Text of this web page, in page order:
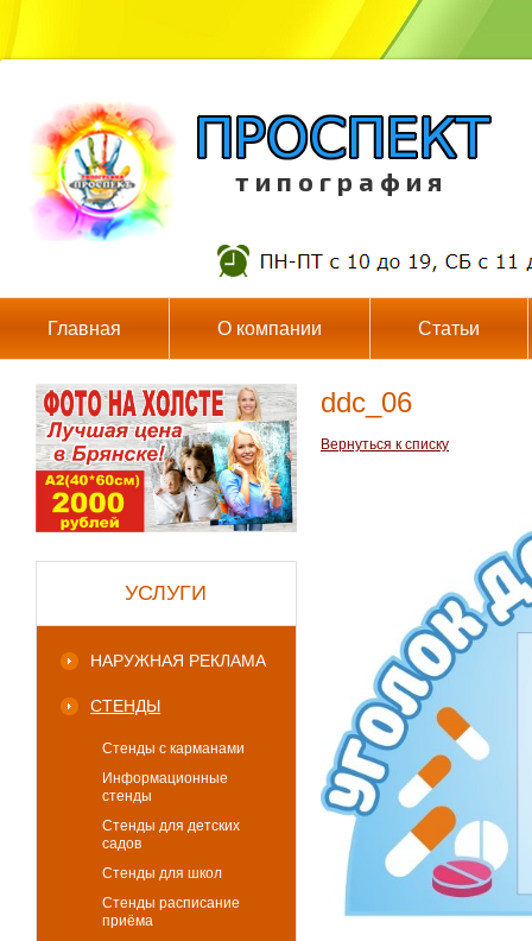
т и п о г р а ф и я
Главная О компании Статьи
УСЛУГИ
НАРУЖНАЯ РЕКЛАМА
СТЕНДЫ
Стенды с карманами
Информационные
стенды
Стенды для детских
садов
Стенды для школ
Стенды расписание
приёма
ddc_06
Вернуться к списку